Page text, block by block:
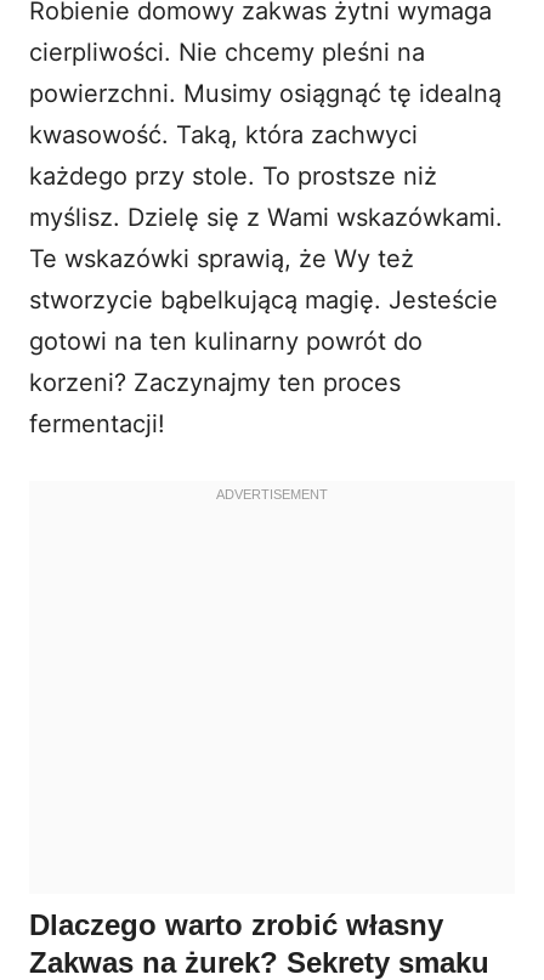
Robienie domowy zakwas żytni wymaga
cierpliwości. Nie chcemy pleśni na
powierzchni. Musimy osiągnąć tę idealną
kwasowość. Taką, która zachwyci
każdego przy stole. To prostsze niż
myślisz. Dzielę się z Wami wskazówkami.
Te wskazówki sprawią, że Wy też
stworzycie bąbelkującą magię. Jesteście
gotowi na ten kulinarny powrót do
korzeni? Zaczynajmy ten proces
fermentacji!
Dlaczego warto zrobić własny
Zakwas na żurek? Sekrety smaku